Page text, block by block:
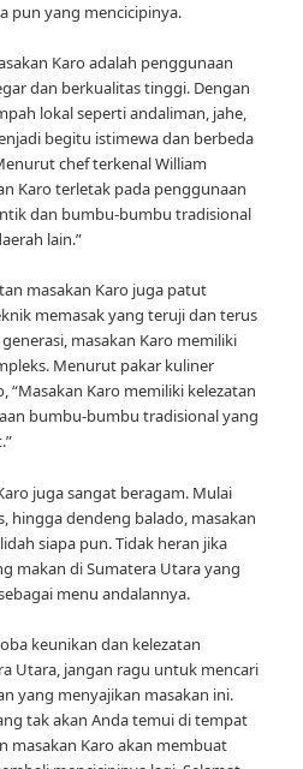
pun yang mencicipinya.
Karo adalah penggunaan
dan berkualitas tinggi. Dengan
lokal seperti andaliman, jahe,
begitu istimewa dan berbeda
chef terkenal William
Karo terletak pada penggunaan
dan bumbu-bumbu tradisional
lain.”
masakan Karo juga patut
memasak yang teruji dan terus
masakan Karo memiliki
Menurut pakar kuliner
“Masakan Karo memiliki kelezatan
bumbu-bumbu tradisional yang
juga sangat beragam. Mulai
hingga dendeng balado, masakan
siapa pun. Tidak heran jika
makan di Sumatera Utara yang
menu andalannya.
keunikan dan kelezatan
Utara, jangan ragu untuk mencari
yang menyajikan masakan ini.
tak akan Anda temui di tempat
masakan Karo akan membuat